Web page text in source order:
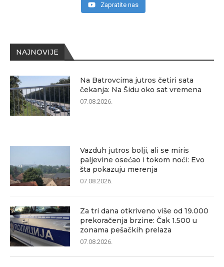
NAJNOVIJE
Na Batrovcima jutros četiri sata
čekanja: Na Šidu oko sat vremena
07.08.2026.
Vazduh jutros bolji, ali se miris
paljevine osećao i tokom noći: Evo
šta pokazuju merenja
07.08.2026.
Za tri dana otkriveno više od 19.000
prekoračenja brzine: Čak 1.500 u
zonama pešačkih prelaza
07.08.2026.
Zapratite nas